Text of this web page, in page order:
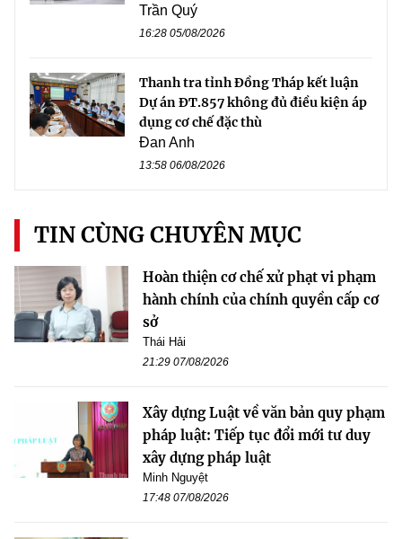
Trần Quý
16:28 05/08/2026
Thanh tra tỉnh Đồng Tháp kết luận
Dự án ĐT.857 không đủ điều kiện áp
dụng cơ chế đặc thù
Đan Anh
13:58 06/08/2026
TIN CÙNG CHUYÊN MỤC
Hoàn thiện cơ chế xử phạt vi phạm
hành chính của chính quyền cấp cơ
sở
Thái Hải
21:29 07/08/2026
Xây dựng Luật về văn bản quy phạm
pháp luật: Tiếp tục đổi mới tư duy
xây dựng pháp luật
Minh Nguyệt
17:48 07/08/2026